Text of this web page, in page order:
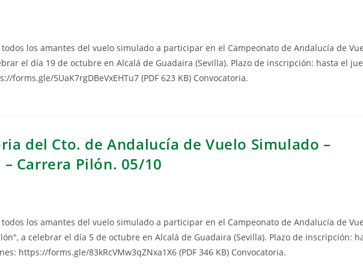
los amantes del vuelo simulado a participar en el Campeonato de Andalucía de
el día 19 de octubre en Alcalá de Guadaira (Sevilla). Plazo de inscripción: hasta el
forms.gle/5UaK7rgDBeVxEHTu7 (PDF 623 KB) Convocatoria.
del Cto. de Andalucía de Vuelo Simulado –
Carrera Pilón. 05/10
los amantes del vuelo simulado a participar en el Campeonato de Andalucía de
a celebrar el día 5 de octubre en Alcalá de Guadaira (Sevilla). Plazo de inscripción:
https://forms.gle/83kRcVMw3qZNxa1X6 (PDF 346 KB) Convocatoria.